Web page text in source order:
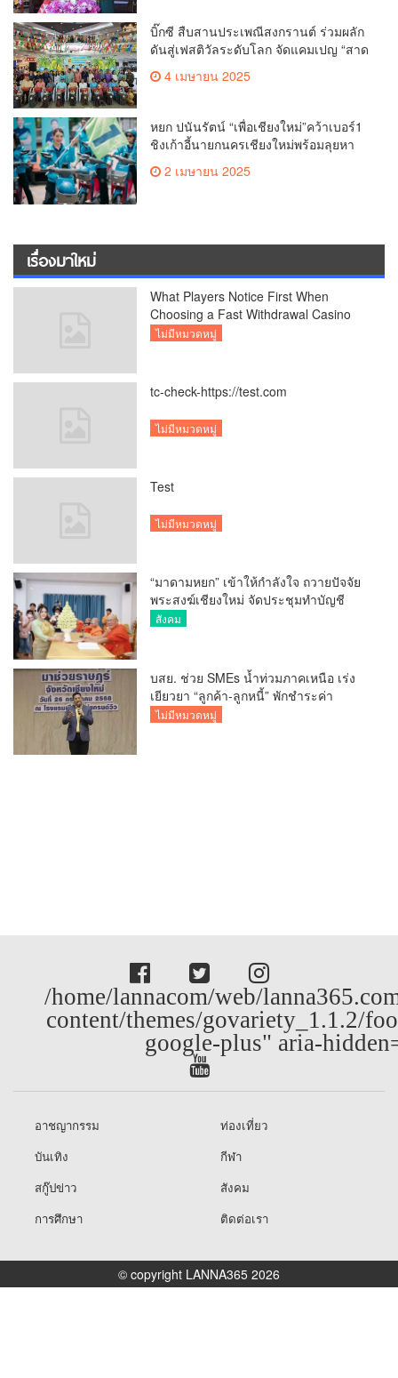
บิ๊กซี สืบสานประเพณีสงกรานต์ ร่วมผลัก
ดันสู่เฟสติวัลระดับโลก จัดแคมเปญ “สาด
สูงสุด 50% กระตุ้นการเดินทางนักท่อง
2,132 ล้านบาท
4 เมษายน 2025
หยก ปนันรัตน์ “เพื่อเชียงใหม่”คว้าเบอร์1
ชิงเก้าอี้นายกนครเชียงใหม่พร้อมลุยหา
เสียงเต็มที่
2 เมษายน 2025
เรื่องมาใหม่
What Players Notice First When
Choosing a Fast Withdrawal Casino
UK
ไม่มีหมวดหมู่
tc-check-https://test.com
ไม่มีหมวดหมู่
Test
ไม่มีหมวดหมู่
“มาดามหยก” เข้าให้กำลังใจ ถวายปัจจัย
พระสงฆ์เชียงใหม่ จัดประชุมทำบัญชี
รายรับรายจ่ายของวัด กว่า 300 รูป ที่วัด
สังคม
บสย. ช่วย SMEs น้ำท่วมภาคเหนือ เร่ง
เยียวยา “ลูกค้า-ลูกหนี้” พักชำระค่า
ธรรมเนียม-ค่างวด
ไม่มีหมวดหมู่
/home/lannacom/web/
content/themes/govariety_1.1.2/
google-plus" aria-
อาชญากรรม
ท่องเที่ยว
บันเทิง
กีฬา
สกู๊ปข่าว
สังคม
การศึกษา
ติดต่อเรา
© copyright LANNA365 2026